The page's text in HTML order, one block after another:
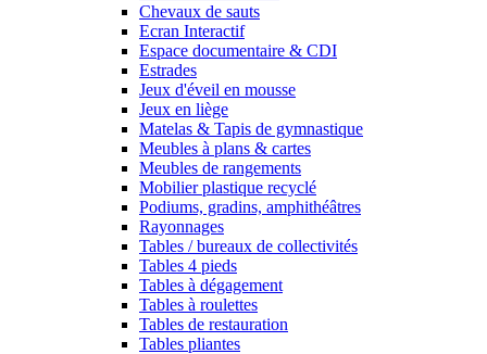
Chevaux de sauts
Ecran Interactif
Espace documentaire & CDI
Estrades
Jeux d'éveil en mousse
Jeux en liège
Matelas & Tapis de gymnastique
Meubles à plans & cartes
Meubles de rangements
Mobilier plastique recyclé
Podiums, gradins, amphithéâtres
Rayonnages
Tables / bureaux de collectivités
Tables 4 pieds
Tables à dégagement
Tables à roulettes
Tables de restauration
Tables pliantes